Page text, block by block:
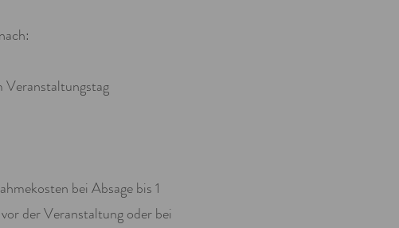
Veranstaltungstag
bei Absage bis 1
der Veranstaltung oder bei